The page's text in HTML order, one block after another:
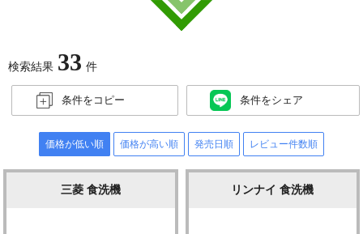
検索結果 33 件
価格が低い順 価格が高い順 発売日順 レビュー件数順
条件をコピー 条件をシェア
三菱 食洗機 リンナイ 食洗機